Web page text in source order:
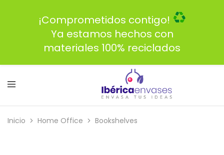
Inicio Home Office Bookshelves
¡Comprometidos contigo!
Ya estamos hechos con
materiales 100% reciclados